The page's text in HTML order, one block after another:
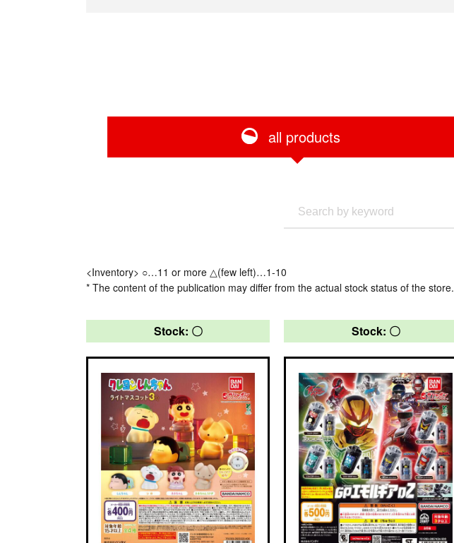
all products
<Inventory> ○…11 or more △(few left)…1-10
* The content of the publication may differ from the actual stock status of the store.
Stock: 〇 Stock: 〇